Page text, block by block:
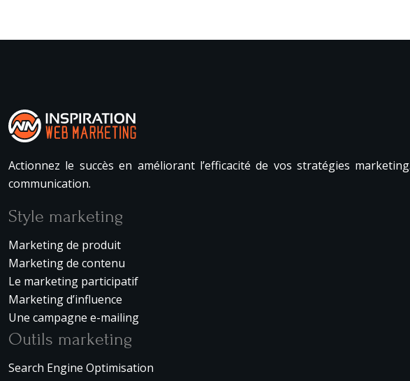
Actionnez le succès en améliorant l’efficacité de vos stratégies
communication.
Style marketing
Marketing de produit
Marketing de contenu
Le marketing participatif
Marketing d’influence
Une campagne e-mailing
Outils marketing
Search Engine Optimisation